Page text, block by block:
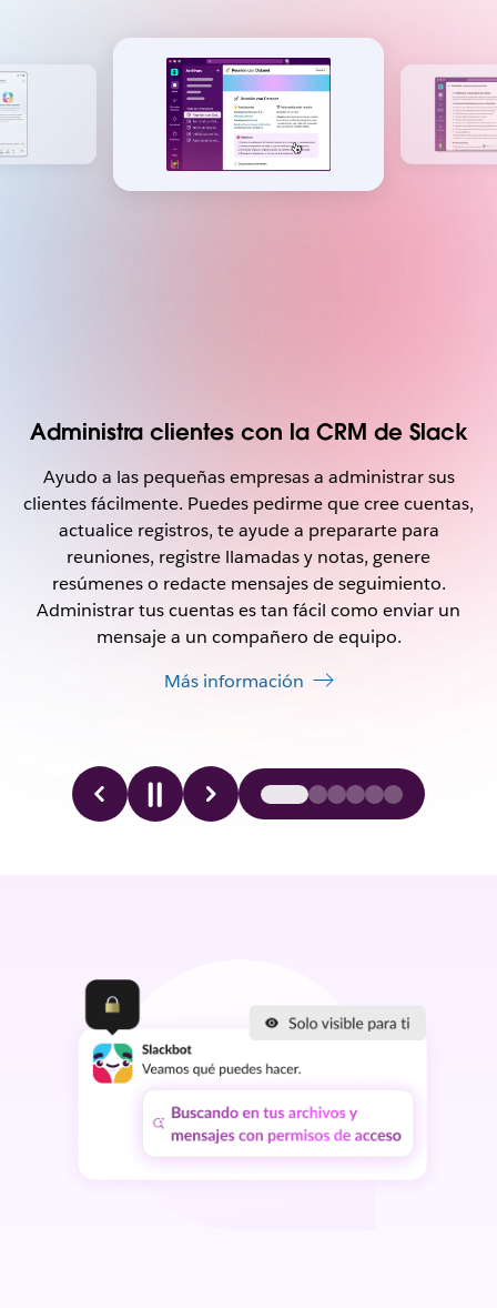
Administra clientes con la CRM de Slack
Ayudo a las pequeñas empresas a administrar sus
clientes fácilmente. Puedes pedirme que cree cuentas,
actualice registros, te ayude a prepararte para
reuniones, registre llamadas y notas, genere
resúmenes o redacte mensajes de seguimiento.
Administrar tus cuentas es tan fácil como enviar un
mensaje a un compañero de equipo.
Más información